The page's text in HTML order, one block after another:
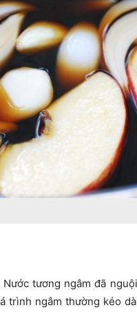
tương ngâm đã
trình ngâm thường kéo